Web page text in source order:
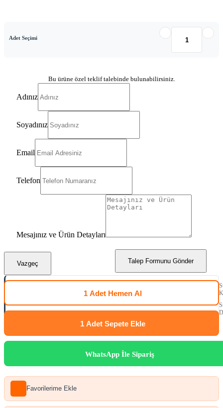
Adet Seçimi
Bu ürüne özel teklif talebinde bulunabilirsiniz.
Adınız
Soyadınız
Email
Telefon
Mesajınız ve Ürün Detayları
Talep Formunu Gönder
Vazgeç
1 Adet Hemen Al
1 Adet Sepete Ekle
WhatsApp İle Sipariş
Favorilerime Ekle